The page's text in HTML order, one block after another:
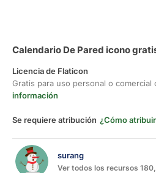
Calendario De Pared icono
Licencia de Flaticon
Gratis para uso personal o comercial
información
Se requiere atribución ¿Cómo
surang
Ver todos los recursos